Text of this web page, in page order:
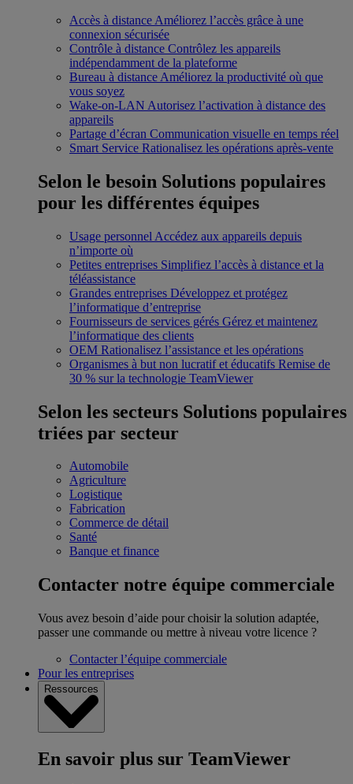
Accès à distance Améliorez l’accès grâce à une
connexion sécurisée
Contrôle à distance Contrôlez les appareils
indépendamment de la plateforme
Bureau à distance Améliorez la productivité où que
vous soyez
Wake-on-LAN Autorisez l’activation à distance des
appareils
Partage d’écran Communication visuelle en temps réel
Smart Service Rationalisez les opérations après-vente
Selon le besoin Solutions populaires
pour les différentes équipes
Usage personnel Accédez aux appareils depuis
n’importe où
Petites entreprises Simplifiez l’accès à distance et la
téléassistance
Grandes entreprises Développez et protégez
l’informatique d’entreprise
Fournisseurs de services gérés Gérez et maintenez
l’informatique des clients
OEM Rationalisez l’assistance et les opérations
Organismes à but non lucratif et éducatifs Remise de
30 % sur la technologie TeamViewer
Selon les secteurs Solutions populaires
triées par secteur
Automobile
Agriculture
Logistique
Fabrication
Commerce de détail
Santé
Banque et finance
Contacter notre équipe commerciale
Vous avez besoin d’aide pour choisir la solution adaptée,
passer une commande ou mettre à niveau votre licence ?
Contacter l’équipe commerciale
Pour les entreprises
Ressources
En savoir plus sur TeamViewer